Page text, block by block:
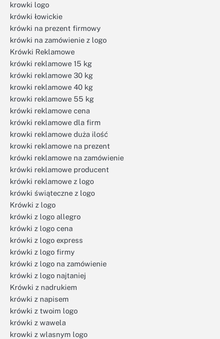
krowki logo
krówki łowickie
krówki na prezent firmowy
krówki na zamówienie z logo
Krówki Reklamowe
krówki reklamowe 15 kg
krówki reklamowe 30 kg
krowki reklamowe 40 kg
krowki reklamowe 55 kg
krówki reklamowe cena
krówki reklamowe dla firm
krowki reklamowe duża ilość
krowki reklamowe na prezent
krówki reklamowe na zamówienie
krówki reklamowe producent
krówki reklamowe z logo
krówki świąteczne z logo
Krówki z logo
krówki z logo allegro
krówki z logo cena
krówki z logo express
krówki z logo firmy
krówki z logo na zamówienie
krówki z logo najtaniej
Krówki z nadrukiem
krówki z napisem
krówki z twoim logo
krówki z wawela
krowki z wlasnym logo